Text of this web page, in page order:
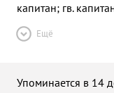
капитан; гв.
Ещё
Упоминается в 14